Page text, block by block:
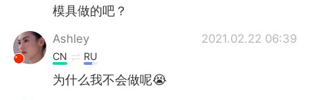
模具做的吧？
Ashley 2021.02.22 06:39
CN RU
为什么我不会做呢😭